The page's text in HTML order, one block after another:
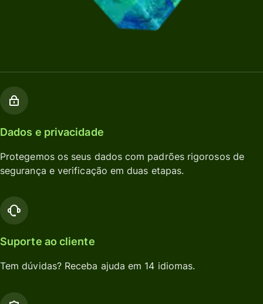
Dados e privacidade
Protegemos os seus dados com padrões rigorosos de
segurança e verificação em duas etapas.
Suporte ao cliente
Tem dúvidas? Receba ajuda em 14 idiomas.